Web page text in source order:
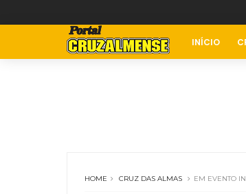
INÍCIO
HOME CRUZ DAS ALMAS EM EVENTO